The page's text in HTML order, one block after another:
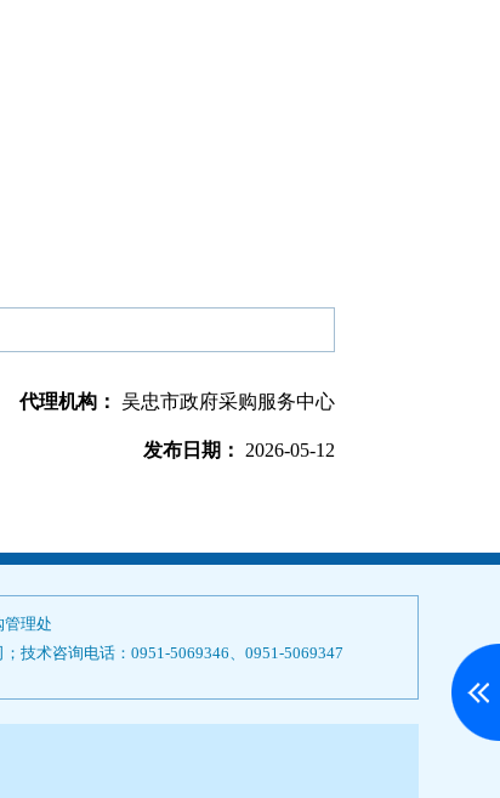
代理机构： 吴忠市政府采购服务中心
发布日期： 2026-05-12
管理处
技术咨询电话：0951-5069346、0951-5069347